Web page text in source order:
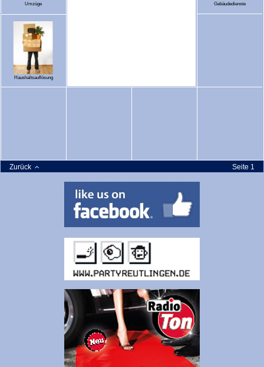
Umzüge Gebäudedienste
Haushaltsauflösung
Zurück Seite 1